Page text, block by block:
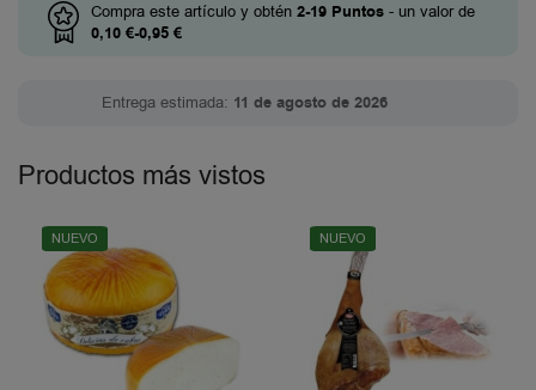
Compra este artículo y obtén 2-19 Puntos - un valor de
0,10 €-0,95 €
Entrega estimada: 11 de agosto de 2026
Productos más vistos
NUEVO NUEVO